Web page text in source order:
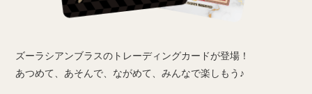
ズーラシアンブラスのトレーディングカードが登場！
あつめて、あそんで、ながめて、みんなで楽しもう♪